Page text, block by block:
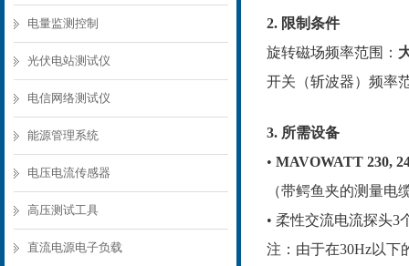
电量监测控制
光伏电站测试仪
电信网络测试仪
能源管理系统
电压电流传感器
高压测试工具
直流电源电子负载
2. 限制条件
旋转磁场频率范围：
开关（斩波器）频率
3. 所需设备
• MAVOWATT 230,
（带鳄鱼夹的测量电
• 柔性交流电流探头
注：由于在30Hz以下